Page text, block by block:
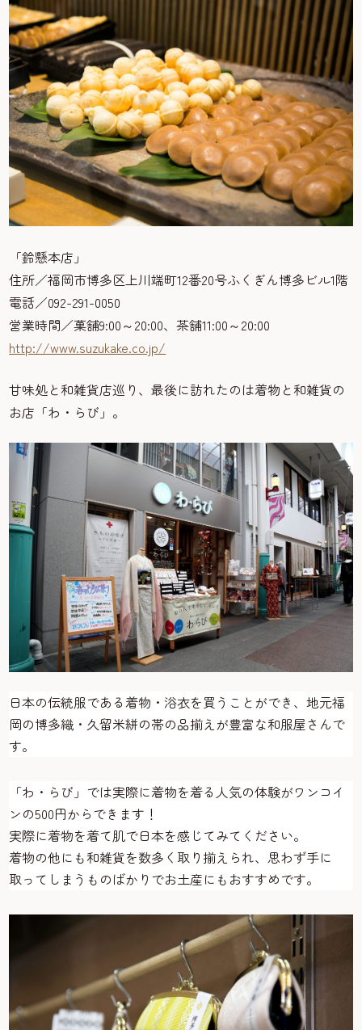
「鈴懸本店」
住所／福岡市博多区上川端町12番20号ふくぎん博多ビル1階
電話／092-291-0050
営業時間／菓舗9:00～20:00、茶舗11:00～20:00
http://www.suzukake.co.jp/
甘味処と和雑貨店巡り、最後に訪れたのは着物と和雑貨の
お店「わ・らび」。
日本の伝統服である着物・浴衣を買うことができ、地元福
岡の博多織・久留米絣の帯の品揃えが豊富な和服屋さんで
す。
「わ・らび」では実際に着物を着る人気の体験がワンコイ
ンの500円からできます！
実際に着物を着て肌で日本を感じてみてください。
着物の他にも和雑貨を数多く取り揃えられ、思わず手に
取ってしまうものばかりでお土産にもおすすめです。